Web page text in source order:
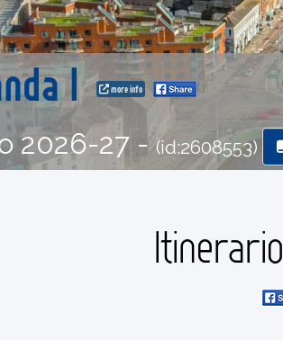
I more info
2026-27 -(id:2608553)
Itinerario